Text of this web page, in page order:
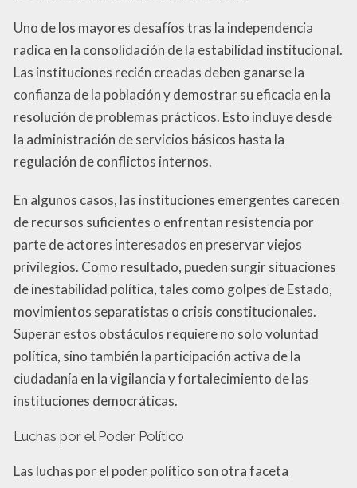
Uno de los mayores desafíos tras la independencia
radica en la consolidación de la estabilidad institucional.
Las instituciones recién creadas deben ganarse la
confianza de la población y demostrar su eficacia en la
resolución de problemas prácticos. Esto incluye desde
la administración de servicios básicos hasta la
regulación de conflictos internos.
En algunos casos, las instituciones emergentes carecen
de recursos suficientes o enfrentan resistencia por
parte de actores interesados en preservar viejos
privilegios. Como resultado, pueden surgir situaciones
de inestabilidad política, tales como golpes de Estado,
movimientos separatistas o crisis constitucionales.
Superar estos obstáculos requiere no solo voluntad
política, sino también la participación activa de la
ciudadanía en la vigilancia y fortalecimiento de las
instituciones democráticas.
Luchas por el Poder Político
Las luchas por el poder político son otra faceta